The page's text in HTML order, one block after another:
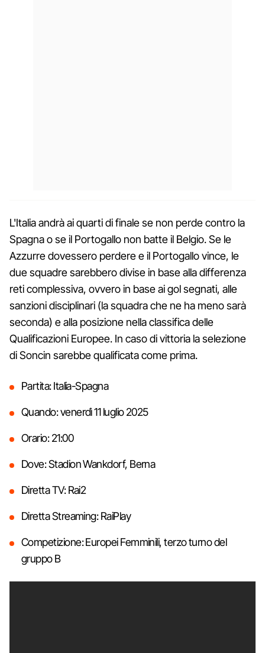
L'Italia andrà ai quarti di finale se non perde contro la
Spagna o se il Portogallo non batte il Belgio. Se le
Azzurre dovessero perdere e il Portogallo vince, le
due squadre sarebbero divise in base alla differenza
reti complessiva, ovvero in base ai gol segnati, alle
sanzioni disciplinari (la squadra che ne ha meno sarà
seconda) e alla posizione nella classifica delle
Qualificazioni Europee. In caso di vittoria la selezione
di Soncin sarebbe qualificata come prima.
Partita: Italia-Spagna
Quando: venerdì 11 luglio 2025
Orario: 21:00
Dove: Stadion Wankdorf, Berna
Diretta TV: Rai2
Diretta Streaming: RaiPlay
Competizione: Europei Femminili, terzo turno del
gruppo B